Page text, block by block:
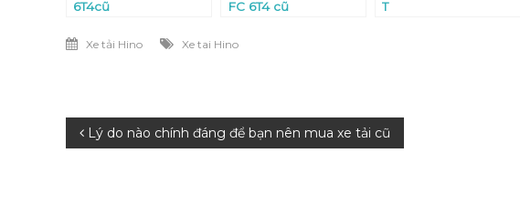
6T4cũ
FC 6T4 cũ
T
Xe tải Hino Xe tai Hino
Điều
Lý do nào chính đáng để bạn nên mua xe tải cũ